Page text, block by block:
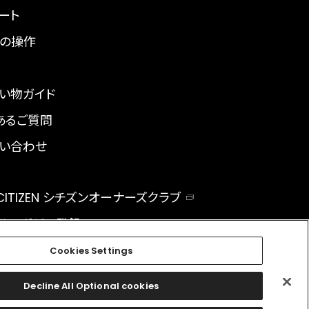
ト
操作
物ガイド
るご質問
合わせ
シチズンオーナーズクラブ
マガジン登録
facebookinstagramtwitter
Cookies Settings
Decline All Optional cookies